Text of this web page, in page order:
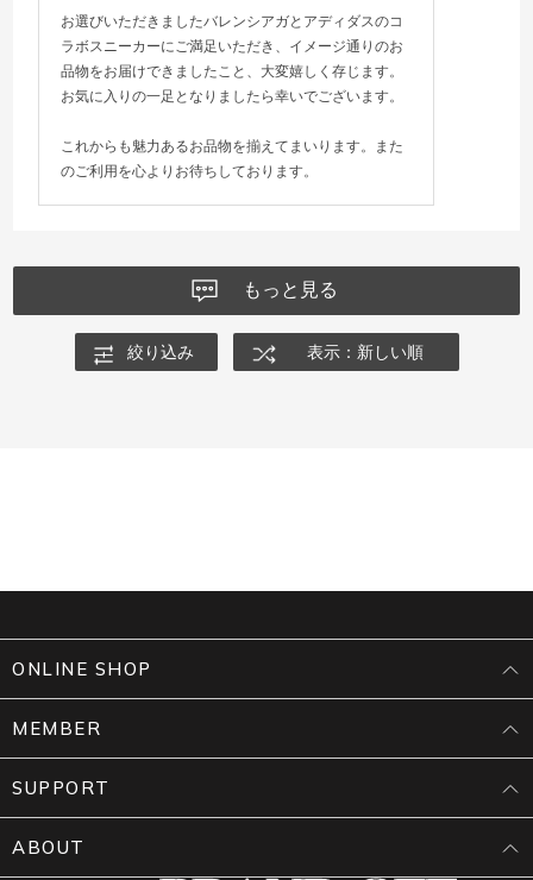
お選びいただきましたバレンシアガとアディダスのコ
ラボスニーカーにご満足いただき、イメージ通りのお
品物をお届けできましたこと、大変嬉しく存じます。
お気に入りの一足となりましたら幸いでございます。
これからも魅力あるお品物を揃えてまいります。また
のご利用を心よりお待ちしております。
もっと見る
絞り込み 表示：新しい順
ONLINE SHOP
MEMBER
SUPPORT
ABOUT